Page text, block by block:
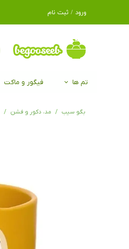
ورود / ثبت نام
حساب کاربری من
تغییر گذر واژه
خروج از حساب
تم ها فیگور و ماکت
بگو سیب مد، دکور و فشن